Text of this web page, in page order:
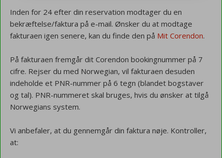
Inden for 24 efter din reservation modtager du en
bekræftelse/faktura på e-mail. Ønsker du at modtage
fakturaen igen senere, kan du finde den på Mit Corendon.
På fakturaen fremgår dit Corendon bookingnummer på 7
cifre. Rejser du med Norwegian, vil fakturaen desuden
indeholde et PNR-nummer på 6 tegn (blandet bogstaver
og tal). PNR-nummeret skal bruges, hvis du ønsker at tilgå
Norwegians system.
Vi anbefaler, at du gennemgår din faktura nøje. Kontroller,
at: